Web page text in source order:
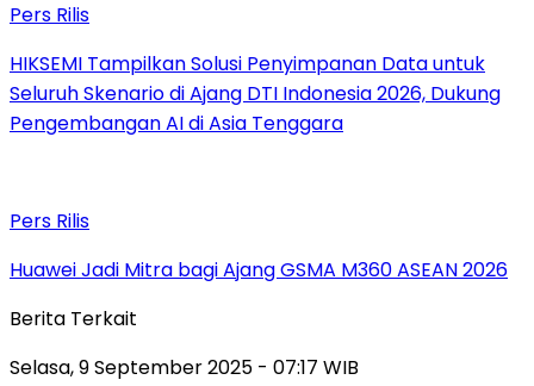
Pers Rilis
HIKSEMI Tampilkan Solusi Penyimpanan Data untuk
Seluruh Skenario di Ajang DTI Indonesia 2026, Dukung
Pengembangan AI di Asia Tenggara
Pers Rilis
Huawei Jadi Mitra bagi Ajang GSMA M360 ASEAN 2026
Berita Terkait
Selasa, 9 September 2025 - 07:17 WIB